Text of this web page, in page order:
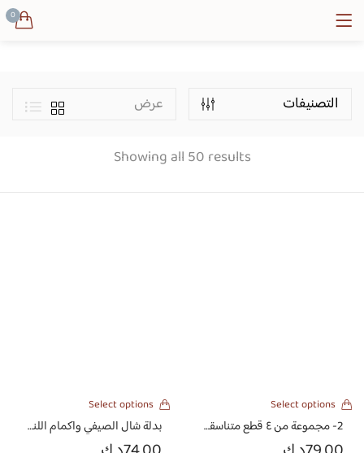
0
Price
Showing all 50 results
التصنيفات عرض
Select options
2- مجموعة من ٤ قطع متناسقة في بوكس توسليفز
Select options
بدلة شال الصيفي واكمام اللنن الهندي المطرز والمشكوك بالكرستال